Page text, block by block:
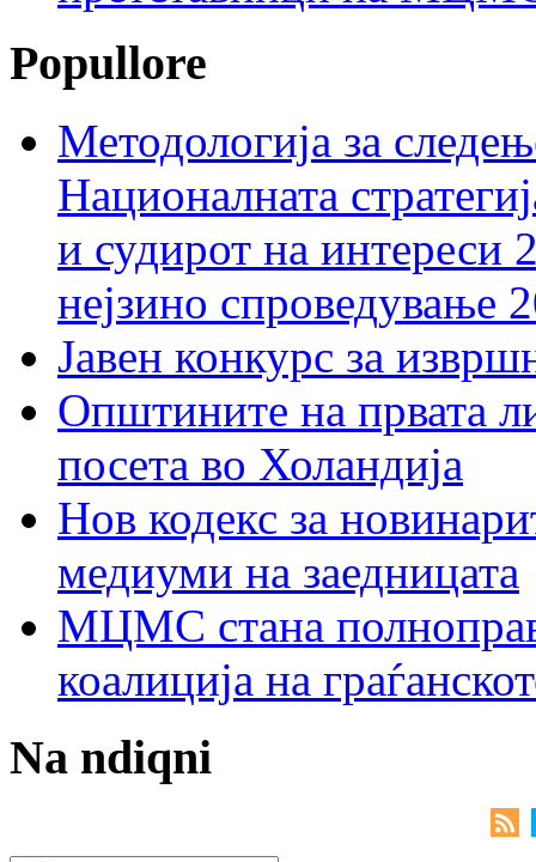
Popullore
Методологија за
Националната
и судирот на интереси
нејзино спроведување
Јавен конкурс за
Општините на првата
посета во Холандија
Нов кодекс за
медиуми на заедницата
МЦМС стана
коалиција на
Na ndiqni